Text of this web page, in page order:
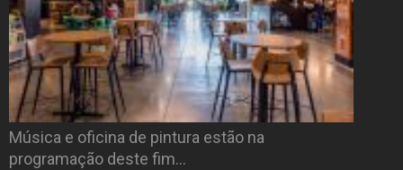
Música e oficina de pintura estão na
programação deste fim…